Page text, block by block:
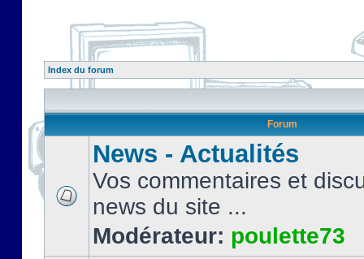
Index du forum
Forum
News - Actualités
Vos commentaires et
news du site ...
Modérateur: poulette73